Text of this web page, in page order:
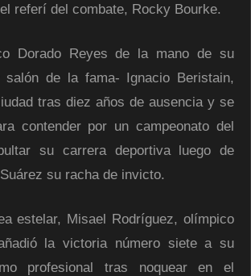
referí del combate, Rocky Bourke.
Dorado Reyes de la mano de su
salón de la fama- Ignacio Beristain,
tras diez años de ausencia y se
contender por un campeonato del
su carrera deportiva luego de
su racha de invicto.
estelar, Misael Rodríguez, olímpico
la victoria número siete a su
profesional tras noquear en el